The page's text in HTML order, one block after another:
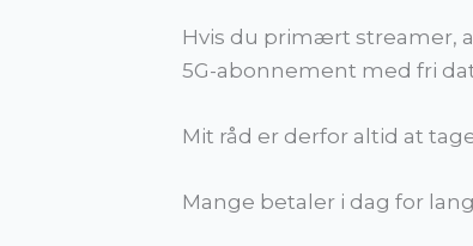
Hvis du primært streamer,
5G-abonnement med fri
Mit råd er derfor altid at
Mange betaler i dag for